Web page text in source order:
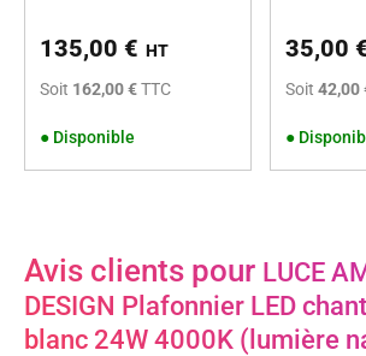
135,00 € HT
Soit 162,00 €TTC
● Disponible
35,00
Soit 42,00
●
Avis clients pour LUCE
DESIGN Plafonnier LED
blanc 24W 4000K (lumière